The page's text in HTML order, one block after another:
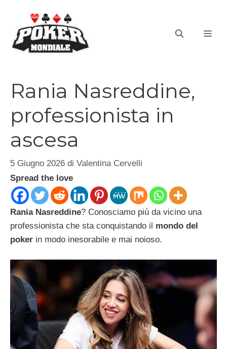
contenuto
Rania Nasreddine,
professionista in
ascesa
5 Giugno 2026 di Valentina Cervelli
Spread the love
Rania Nasreddine? Conosciamo più da vicino una
professionista che sta conquistando il mondo del
poker in modo inesorabile e mai noioso.